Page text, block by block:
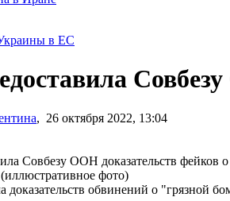
в ЕС
, 26 октября 2022, 13:04
фото)
доказательств обвинений о "грязной